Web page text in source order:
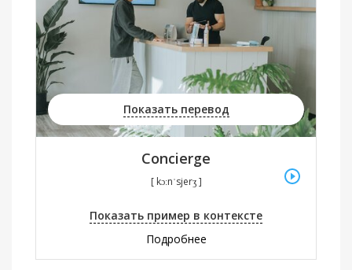
Показать перевод
Concierge
[ kɔːnˈsjerʒ ]
Показать пример в контексте
Подробнее